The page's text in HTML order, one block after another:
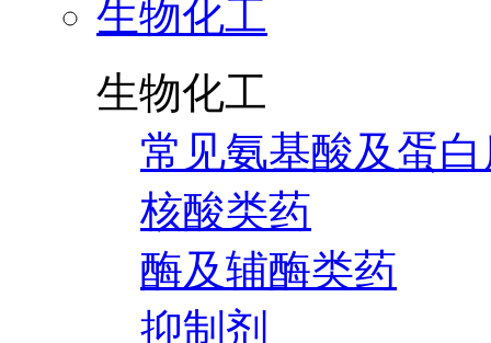
生物化工
生物化工
常见氨基酸及蛋
核酸类药
酶及辅酶类药
抑制剂